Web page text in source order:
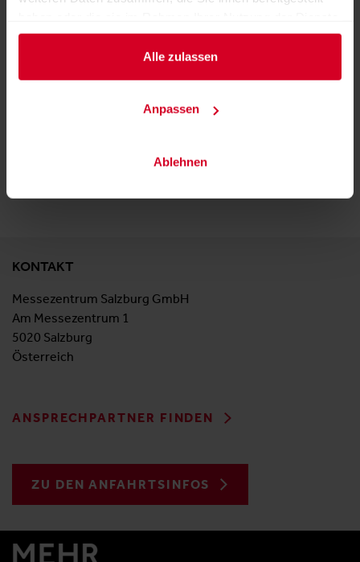
gesammelt haben.
Alle zulassen
Anpassen
Ablehnen
KONTAKT
Messezentrum Salzburg GmbH
Am Messezentrum 1
5020 Salzburg
Österreich
ANSPRECHPARTNER FINDEN
ZU DEN ANFAHRTSINFOS